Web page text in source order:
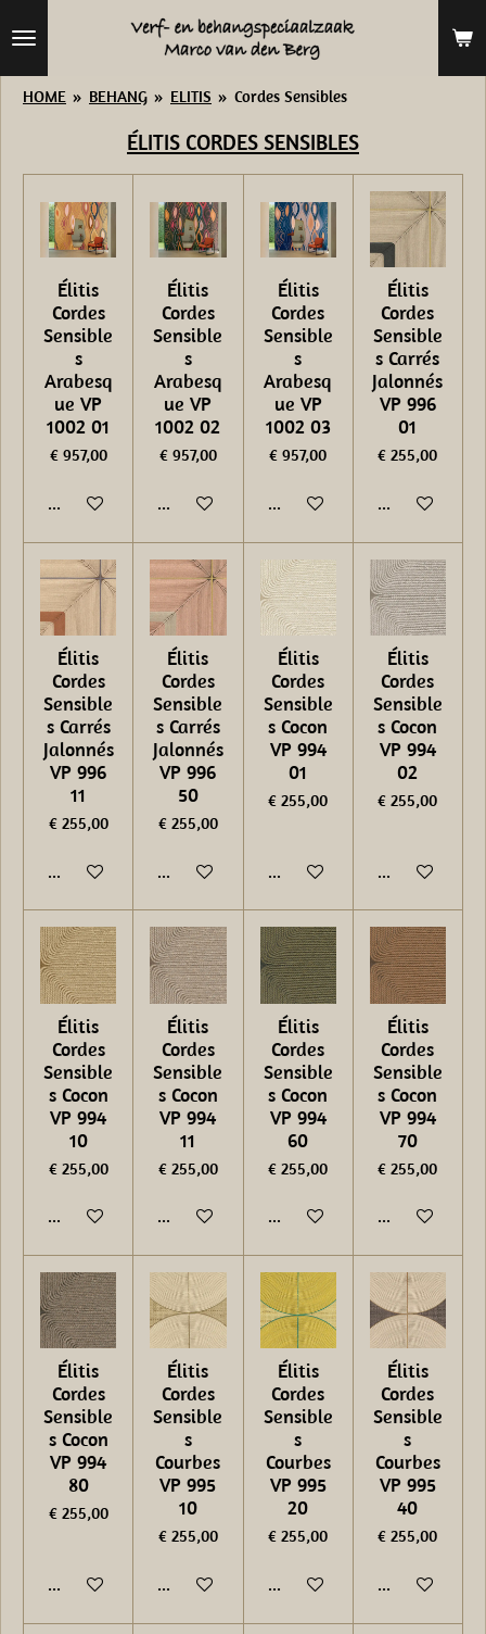
HOME » BEHANG » ELITIS » Cordes Sensibles
ÉLITIS CORDES SENSIBLES
Élitis
Cordes
Sensible
s
Arabesq
ue VP
1002 01
€ 957,00
In winkelwagen
Élitis
Cordes
Sensible
s
Arabesq
ue VP
1002 02
€ 957,00
In winkelwagen
Élitis
Cordes
Sensible
s
Arabesq
ue VP
1002 03
€ 957,00
In winkelwagen
Élitis
Cordes
Sensible
s Carrés
Jalonnés
VP 996
01
€ 255,00
In
Élitis
Cordes
Sensible
s Carrés
Jalonnés
VP 996
11
€ 255,00
In winkelwagen
Élitis
Cordes
Sensible
s Carrés
Jalonnés
VP 996
50
€ 255,00
In winkelwagen
Élitis
Cordes
Sensible
s Cocon
VP 994
01
€ 255,00
In winkelwagen
Élitis
Cordes
Sensible
s Cocon
VP 994
02
€ 255,00
In
Élitis
Cordes
Sensible
s Cocon
VP 994
10
€ 255,00
In winkelwagen
Élitis
Cordes
Sensible
s Cocon
VP 994
11
€ 255,00
In winkelwagen
Élitis
Cordes
Sensible
s Cocon
VP 994
60
€ 255,00
In winkelwagen
Élitis
Cordes
Sensible
s Cocon
VP 994
70
€ 255,00
In
Élitis
Cordes
Sensible
s Cocon
VP 994
80
€ 255,00
In winkelwagen
Élitis
Cordes
Sensible
s
Courbes
VP 995
10
€ 255,00
In winkelwagen
Élitis
Cordes
Sensible
s
Courbes
VP 995
20
€ 255,00
In winkelwagen
Élitis
Cordes
Sensible
s
Courbes
VP 995
40
€ 255,00
In